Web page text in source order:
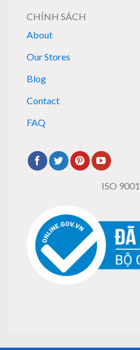
CHÍNH SÁCH
About
Our Stores
Blog
Contact
FAQ
ISO